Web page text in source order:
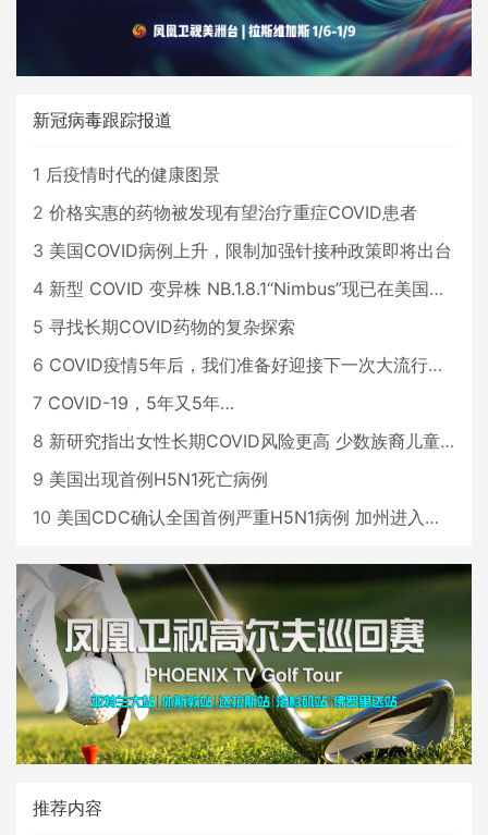
新冠病毒跟踪报道
1 后疫情时代的健康图景
2 价格实惠的药物被发现有望治疗重症COVID患者
3 美国COVID病例上升，限制加强针接种政策即将出台
4 新型 COVID 变异株 NB.1.8.1“Nimbus”现已在美国占据主导地位
5 寻找长期COVID药物的复杂探索
6 COVID疫情5年后，我们准备好迎接下一次大流行了吗？
7 COVID-19，5年又5年…
8 新研究指出女性长期COVID风险更高 少数族裔儿童存在差异
9 美国出现首例H5N1死亡病例
10 美国CDC确认全国首例严重H5N1病例 加州进入紧急状态
推荐内容